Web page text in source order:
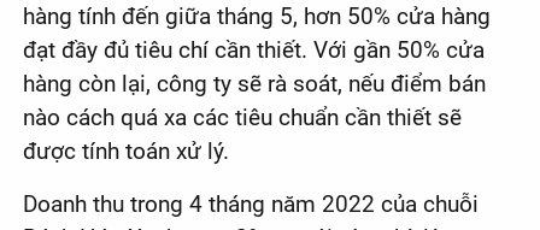
hàng tính đến giữa tháng 5, hơn 50% cửa hàng
đạt đầy đủ tiêu chí cần thiết. Với gần 50% cửa
hàng còn lại, công ty sẽ rà soát, nếu điểm bán
nào cách quá xa các tiêu chuẩn cần thiết sẽ
được tính toán xử lý.
Doanh thu trong 4 tháng năm 2022 của chuỗi